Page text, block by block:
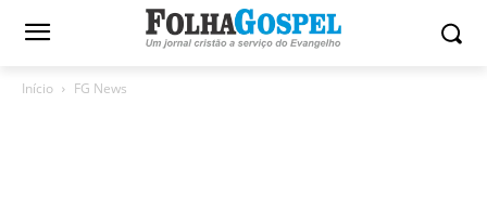
Início FG News